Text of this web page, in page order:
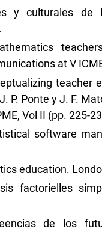
y culturales de
at V
teacher
P. Ponte y J. F.
Vol II (pp. 225-
software
education.
factorielles
de los